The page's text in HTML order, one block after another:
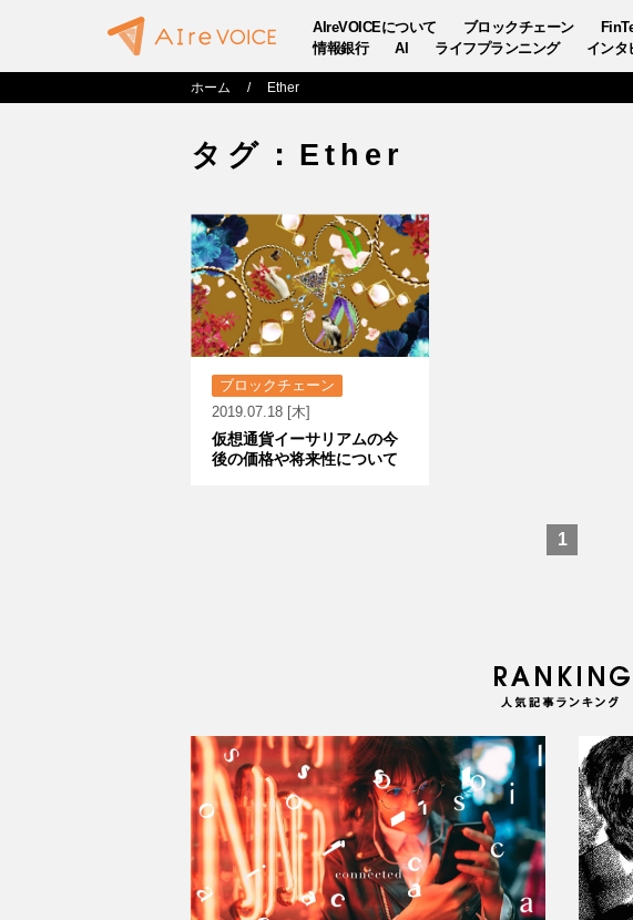
AIreVOICEについて ブロックチェーン
情報銀行
AI ライフプランニング インタ
ホーム Ether
タグ：Ether
ブロックチェーン
2019.07.18 [木]
仮想通貨イーサリアムの今
後の価格や将来性について
1